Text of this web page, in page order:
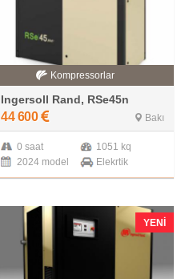
Kompressorlar
Ingersoll Rand, RSe45n
44 600 Bakı
0 saat
1051 kq
2024 model
Elekrtik
YENI